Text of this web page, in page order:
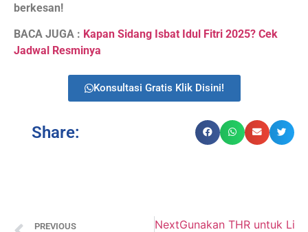
berkesan!
BACA JUGA : Kapan Sidang Isbat Idul Fitri 2025? Cek
Jadwal Resminya
Konsultasi Gratis Klik Disini!
Share:
PREVIOUS NextGunakan THR untuk